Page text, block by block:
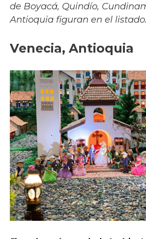
de Boyacá, Quindío,
Antioquia figuran en el listado.
Venecia, Antioquia